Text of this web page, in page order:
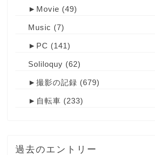
► Movie (49)
Music (7)
► PC (141)
Soliloquy (62)
► 撮影の記録 (679)
► 自転車 (233)
過去のエントリー